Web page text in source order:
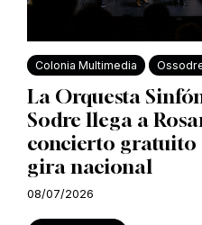
Colonia Multimedia
La Orquesta
Sodre llega a
concierto gratuito
gira nacional
08/07/2026